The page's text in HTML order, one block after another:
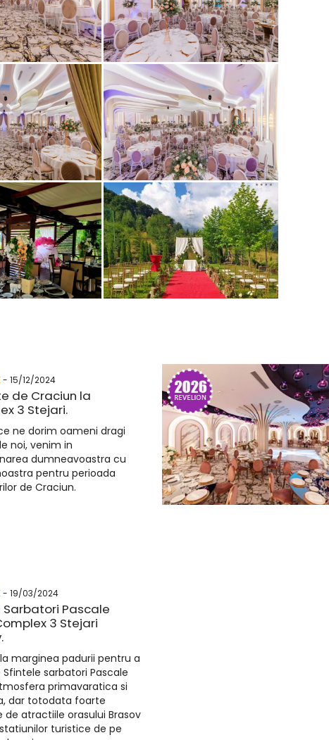
- 15/12/2024
de Craciun la
3 Stejari.
ne dorim oameni dragi
noi, venim in
dumneavoastra cu
pentru perioada
de Craciun.
- 19/03/2024
Pascale
3 Stejari
marginea padurii pentru a
sarbatori Pascale
primavaratica si
dar totodata foarte
de atractiile orasului Brasov
turistice de pe